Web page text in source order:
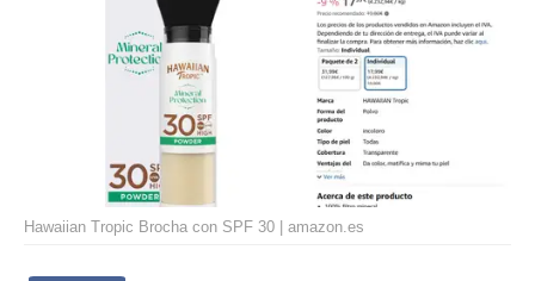
Hawaiian Tropic Brocha con SPF 30 | amazon.es